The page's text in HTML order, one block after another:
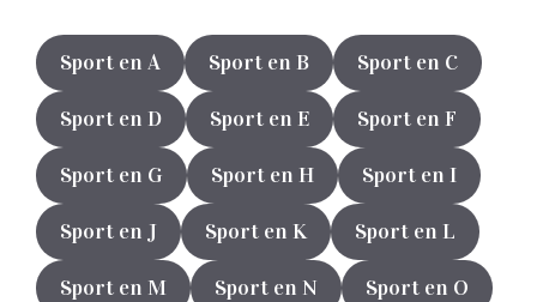
Sport en A Sport en B Sport en C
Sport en D Sport en E Sport en F
Sport en G Sport en H Sport en I
Sport en J Sport en K Sport en L
Sport en M Sport en N Sport en O